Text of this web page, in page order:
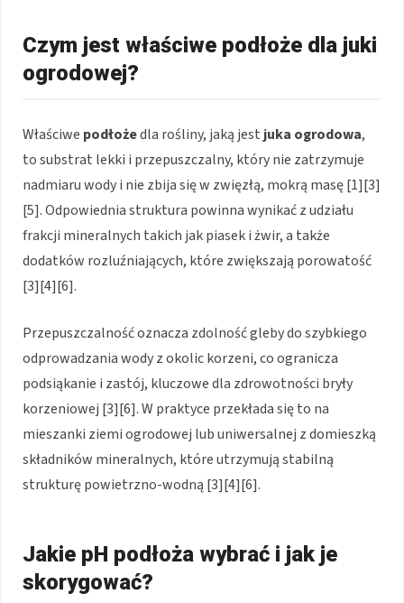
Czym jest właściwe podłoże dla juki
ogrodowej?
Właściwe podłożedla rośliny, jaką jest juka ogrodowa,
to substrat lekki i przepuszczalny, który nie zatrzymuje
nadmiaru wody i nie zbija się w zwięzłą, mokrą masę [1][3]
[5]. Odpowiednia struktura powinna wynikać z udziału
frakcji mineralnych takich jak piasek i żwir, a także
dodatków rozluźniających, które zwiększają porowatość
[3][4][6].
Przepuszczalność oznacza zdolność gleby do szybkiego
odprowadzania wody z okolic korzeni, co ogranicza
podsiąkanie i zastój, kluczowe dla zdrowotności bryły
korzeniowej [3][6]. W praktyce przekłada się to na
mieszanki ziemi ogrodowej lub uniwersalnej z domieszką
składników mineralnych, które utrzymują stabilną
strukturę powietrzno-wodną [3][4][6].
Jakie pH podłoża wybrać i jak je
skorygować?